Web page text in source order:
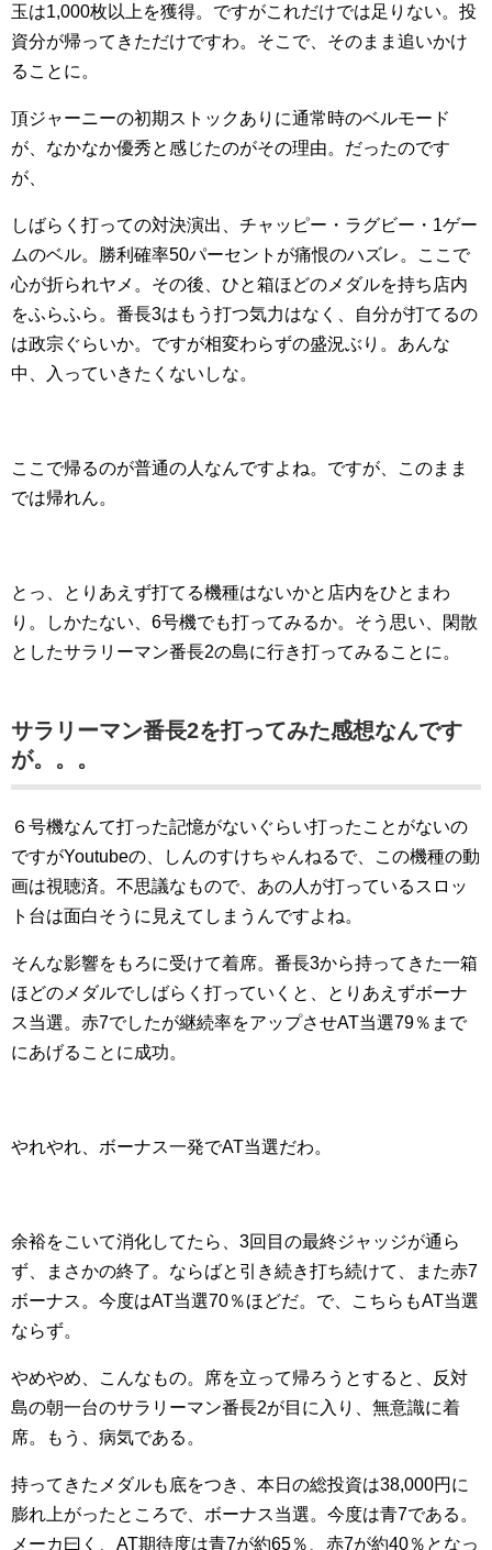
玉は1,000枚以上を獲得。ですがこれだけでは足りない。投
資分が帰ってきただけですわ。そこで、そのまま追いかけ
ることに。
頂ジャーニーの初期ストックありに通常時のベルモード
が、なかなか優秀と感じたのがその理由。だったのです
が、
しばらく打っての対決演出、チャッピー・ラグビー・1ゲー
ムのベル。勝利確率50パーセントが痛恨のハズレ。ここで
心が折られヤメ。その後、ひと箱ほどのメダルを持ち店内
をふらふら。番長3はもう打つ気力はなく、自分が打てるの
は政宗ぐらいか。ですが相変わらずの盛況ぶり。あんな
中、入っていきたくないしな。
ここで帰るのが普通の人なんですよね。ですが、このまま
では帰れん。
とっ、とりあえず打てる機種はないかと店内をひとまわ
り。しかたない、6号機でも打ってみるか。そう思い、閑散
としたサラリーマン番長2の島に行き打ってみることに。
サラリーマン番長2を打ってみた感想なんです
が。。。
６号機なんて打った記憶がないぐらい打ったことがないの
ですがYoutubeの、しんのすけちゃんねるで、この機種の動
画は視聴済。不思議なもので、あの人が打っているスロッ
ト台は面白そうに見えてしまうんですよね。
そんな影響をもろに受けて着席。番長3から持ってきた一箱
ほどのメダルでしばらく打っていくと、とりあえずボーナ
ス当選。赤7でしたが継続率をアップさせAT当選79％まで
にあげることに成功。
やれやれ、ボーナス一発でAT当選だわ。
余裕をこいて消化してたら、3回目の最終ジャッジが通ら
ず、まさかの終了。ならばと引き続き打ち続けて、また赤7
ボーナス。今度はAT当選70％ほどだ。で、こちらもAT当選
ならず。
やめやめ、こんなもの。席を立って帰ろうとすると、反対
島の朝一台のサラリーマン番長2が目に入り、無意識に着
席。もう、病気である。
持ってきたメダルも底をつき、本日の総投資は38,000円に
膨れ上がったところで、ボーナス当選。今度は青7である。
メーカ曰く、AT期待度は青7が約65％、赤7が約40％となっ